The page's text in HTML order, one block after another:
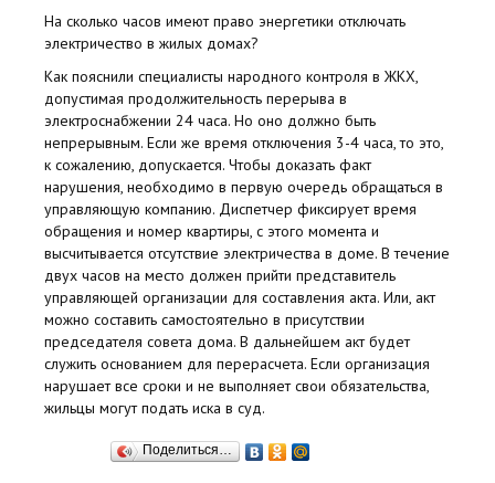
На сколько часов имеют право энергетики отключать
электричество в жилых домах?
Как пояснили специалисты народного контроля в ЖКХ,
допустимая продолжительность перерыва в
электроснабжении 24 часа. Но оно должно быть
непрерывным. Если же время отключения 3-4 часа, то это,
к сожалению, допускается. Чтобы доказать факт
нарушения, необходимо в первую очередь обращаться в
управляющую компанию. Диспетчер фиксирует время
обращения и номер квартиры, с этого момента и
высчитывается отсутствие электричества в доме. В течение
двух часов на место должен прийти представитель
управляющей организации для составления акта. Или, акт
можно составить самостоятельно в присутствии
председателя совета дома. В дальнейшем акт будет
служить основанием для перерасчета. Если организация
нарушает все сроки и не выполняет свои обязательства,
жильцы могут подать иска в суд.
Поделиться…